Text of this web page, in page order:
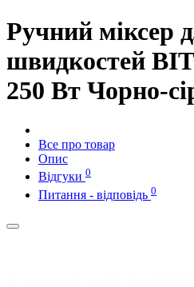
Ручний міксер
швидкостей
250 Вт Чорно-
Все про товар
Опис
Відгуки 0
Питання - відповідь 0